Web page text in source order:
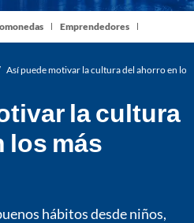
Emprendedores
Así puede motivar la cultura del ahorro en los
la cultura
los más
hábitos desde niños,